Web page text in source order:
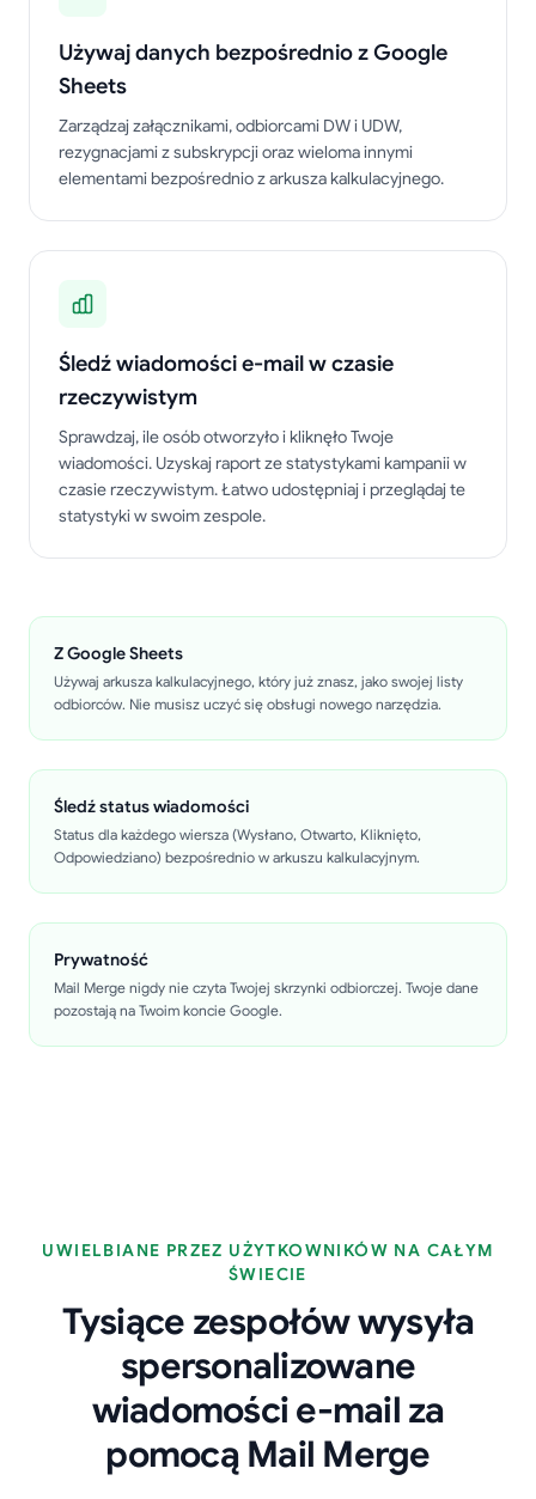
Używaj danych bezpośrednio z Google
Sheets
Zarządzaj załącznikami, odbiorcami DW i UDW,
rezygnacjami z subskrypcji oraz wieloma innymi
elementami bezpośrednio z arkusza kalkulacyjnego.
Śledź wiadomości e-mail w czasie
rzeczywistym
Sprawdzaj, ile osób otworzyło i kliknęło Twoje
wiadomości. Uzyskaj raport ze statystykami kampanii w
czasie rzeczywistym. Łatwo udostępniaj i przeglądaj te
statystyki w swoim zespole.
Z Google Sheets
Używaj arkusza kalkulacyjnego, który już znasz, jako swojej listy
odbiorców. Nie musisz uczyć się obsługi nowego narzędzia.
Śledź status wiadomości
Status dla każdego wiersza (Wysłano, Otwarto, Kliknięto,
Odpowiedziano) bezpośrednio w arkuszu kalkulacyjnym.
Prywatność
Mail Merge nigdy nie czyta Twojej skrzynki odbiorczej. Twoje dane
pozostają na Twoim koncie Google.
UWIELBIANE PRZEZ UŻYTKOWNIKÓW NA CAŁYM
ŚWIECIE
Tysiące zespołów wysyła
spersonalizowane
wiadomości e-mail za
pomocą Mail Merge